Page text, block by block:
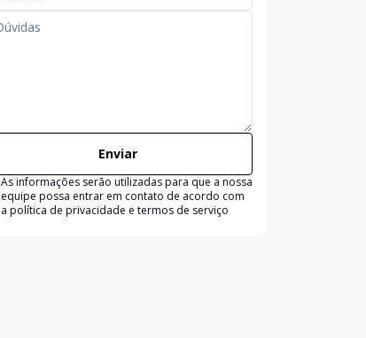
Enviar
As informações serão utilizadas para que a nossa
equipe possa entrar em contato de acordo com
a política de privacidade e termos de serviço